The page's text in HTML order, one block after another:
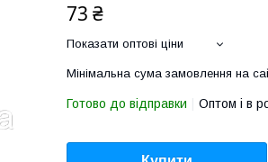
73 ₴
Показати оптові ціни
Мінімальна сума замовлення на
Готово до відправки Оптом і в